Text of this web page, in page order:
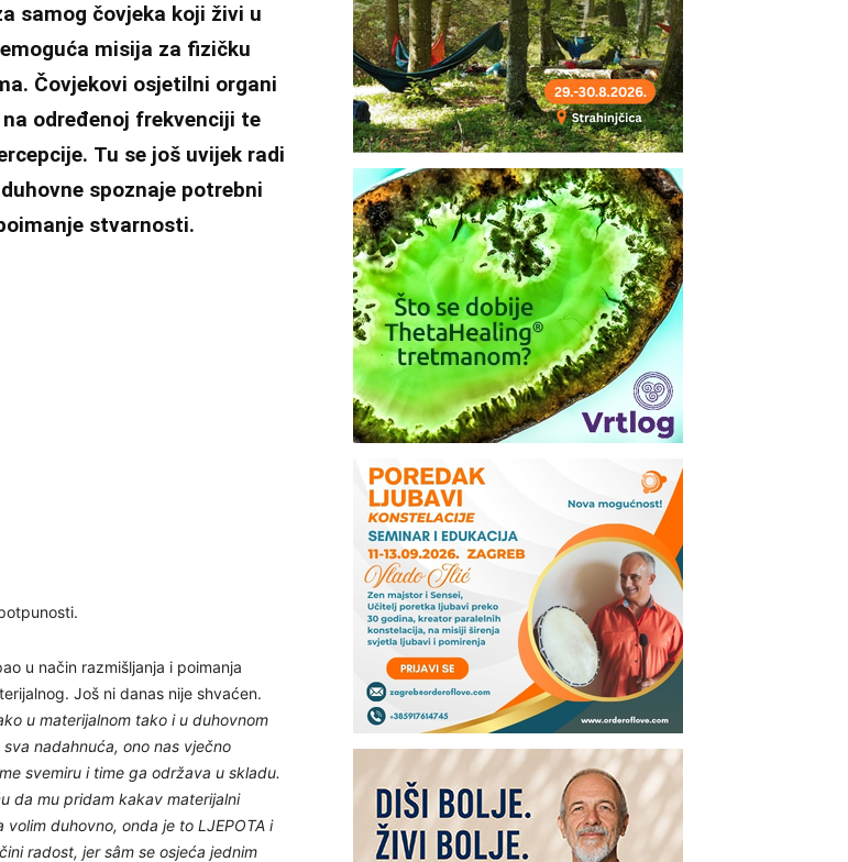
samog čovjeka koji živi u
misija za fizičku
Čovjekovi osjetilni organi
određenoj frekvenciji te
Tu se još uvijek radi
spoznaje potrebni
stvarnosti.
u način razmišljanja i poimanja
Još ni danas nije shvaćen.
u materijalnom tako i u duhovnom
nadahnuća, ono nas vječno
svemiru i time ga održava u skladu.
da mu pridam kakav materijalni
duhovno, onda je to LJEPOTA i
radost, jer sâm se osjeća jednim